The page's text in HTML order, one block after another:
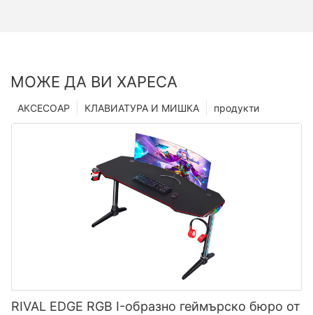
МОЖЕ ДА ВИ ХАРЕСА
продукти
КЛАВИАТУРА И МИШКА
АКСЕСОАР
RIVAL EDGE RGB I-образно геймърско бюро от